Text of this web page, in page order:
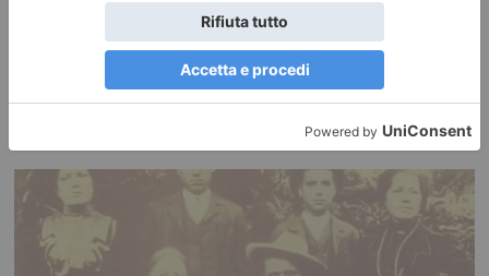
“Mario Dondero. Inediti”. Al “Forte di Bard”